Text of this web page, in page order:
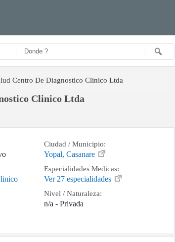
Centro De Diagnostico Clinico Ltda
Clinico Ltda
Ciudad / Municipio:
Yopal, Casanare
Especialidades Medicas:
Ver 27 especialidades
Nivel / Naturaleza:
n/a - Privada